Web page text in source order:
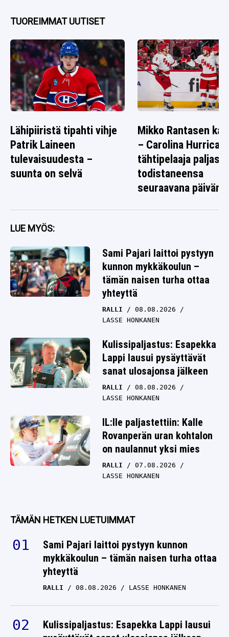
TUOREIMMAT UUTISET
Lähipiiristä tipahti vihje
Patrik Laineen
tulevaisuudesta –
suunta on selvä
Mikko Rantasen
– Carolina
tähtipelaaja
todistaneensa
seuraavana päivänä
LUE MYÖS:
Sami Pajari laittoi pystyyn
kunnon mykkäkoulun –
tämän naisen turha ottaa
yhteyttä
RALLI
08.08.2026
LASSE HONKANEN
Kulissipaljastus: Esapekka
Lappi lausui pysäyttävät
sanat ulosajonsa jälkeen
RALLI
08.08.2026
LASSE HONKANEN
IL:lle paljastettiin: Kalle
Rovanperän uran kohtalon
on naulannut yksi mies
RALLI
07.08.2026
LASSE HONKANEN
TÄMÄN HETKEN LUETUIMMAT
Sami Pajari laittoi pystyyn kunnon
mykkäkoulun – tämän naisen turha ottaa
yhteyttä
RALLI 08.08.2026 LASSE HONKANEN
Kulissipaljastus: Esapekka Lappi lausui